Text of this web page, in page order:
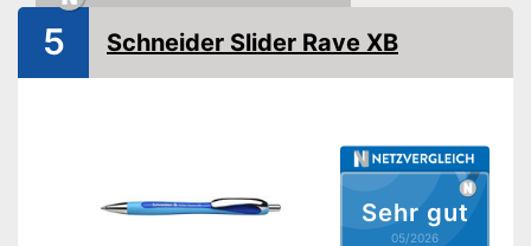
Sehr gut
05/2026
5 Schneider Slider Rave XB